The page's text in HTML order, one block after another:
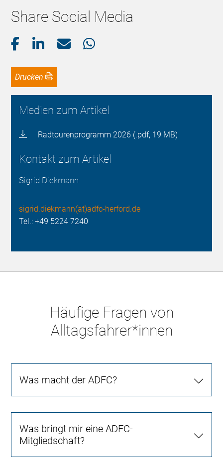
Share Social Media
Drucken
Medien zum Artikel
Radtourenprogramm 2026 (.pdf, 19 MB)
Kontakt zum Artikel
Sigrid Diekmann
sigrid.diekmann(at)adfc-herford.de
Tel.: +49 5224 7240
Häufige Fragen von
Alltagsfahrer*innen
Was macht der ADFC?
Was bringt mir eine ADFC-
Mitgliedschaft?